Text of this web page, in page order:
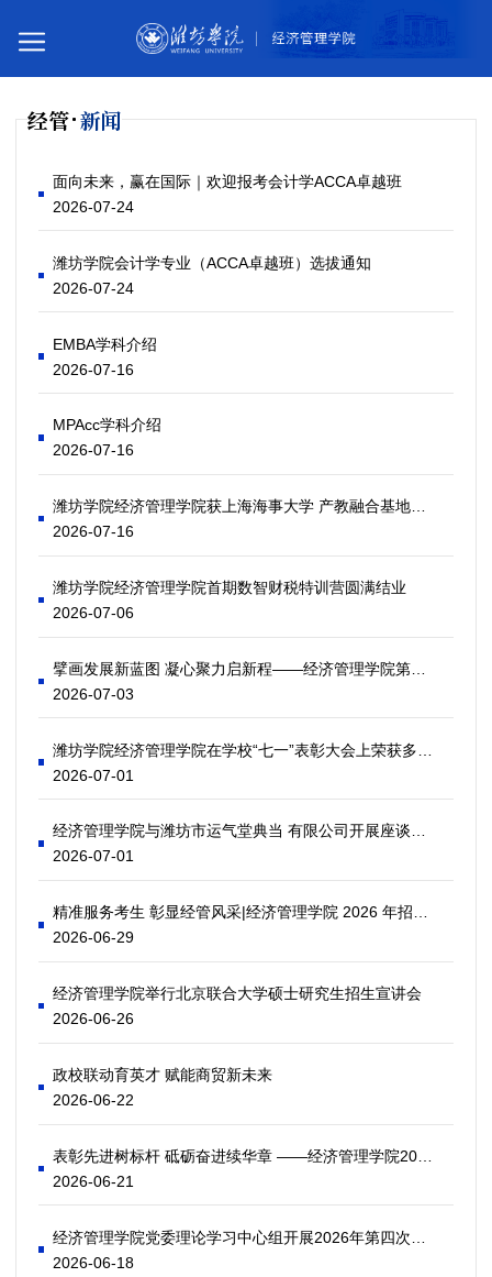
经管 新闻
面向未来，赢在国际｜欢迎报考会计学ACCA卓越班
2026-07-24
潍坊学院会计学专业（ACCA卓越班）选拔通知
2026-07-24
EMBA学科介绍
2026-07-16
MPAcc学科介绍
2026-07-16
2026-07-16
潍坊学院经济管理学院首期数智财税特训营圆满结业
2026-07-06
2026-07-03
2026-07-01
经济管理学院与潍坊市运气堂典当 有限公司开展座谈交流
2026-07-01
精准服务考生 彰显经管风采|经济管理学院 2026 年招生宣传工作顺利开展
2026-06-29
经济管理学院举行北京联合大学硕士研究生招生宣讲会
2026-06-26
政校联动育英才 赋能商贸新未来
2026-06-22
2026-06-21
2026-06-18